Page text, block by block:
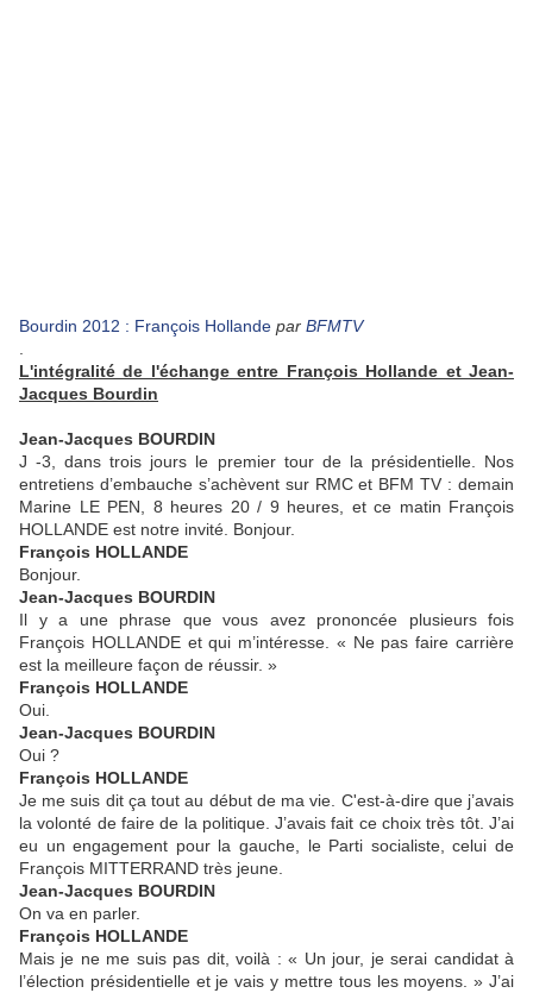
Bourdin 2012 : François Hollande par BFMTV
L'intégralité de l'échange entre François Hollande et Jean-
Jacques Bourdin
Jean-Jacques BOURDIN
J -3, dans trois jours le premier tour de la présidentielle. Nos
entretiens d’embauche s’achèvent sur RMC et BFM TV : demain
Marine LE PEN, 8 heures 20 / 9 heures, et ce matin François
HOLLANDE est notre invité. Bonjour.
François HOLLANDE
Bonjour.
Jean-Jacques BOURDIN
Il y a une phrase que vous avez prononcée plusieurs fois
François HOLLANDE et qui m’intéresse. « Ne pas faire carrière
est la meilleure façon de réussir. »
François HOLLANDE
Oui.
Jean-Jacques BOURDIN
Oui ?
François HOLLANDE
Je me suis dit ça tout au début de ma vie. C'est-à-dire que j’avais
la volonté de faire de la politique. J’avais fait ce choix très tôt. J’ai
eu un engagement pour la gauche, le Parti socialiste, celui de
François MITTERRAND très jeune.
Jean-Jacques BOURDIN
On va en parler.
François HOLLANDE
Mais je ne me suis pas dit, voilà : « Un jour, je serai candidat à
l’élection présidentielle et je vais y mettre tous les moyens. » J’ai